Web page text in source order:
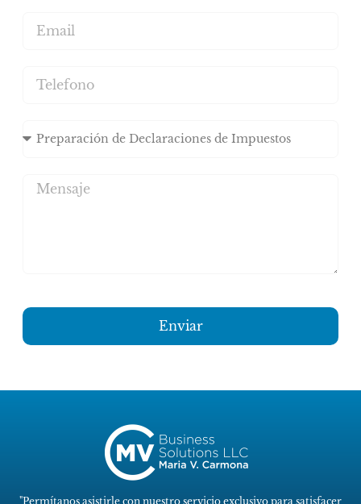
Enviar
"Permítanos asistirle con nuestro servicio exclusivo para satisfacer